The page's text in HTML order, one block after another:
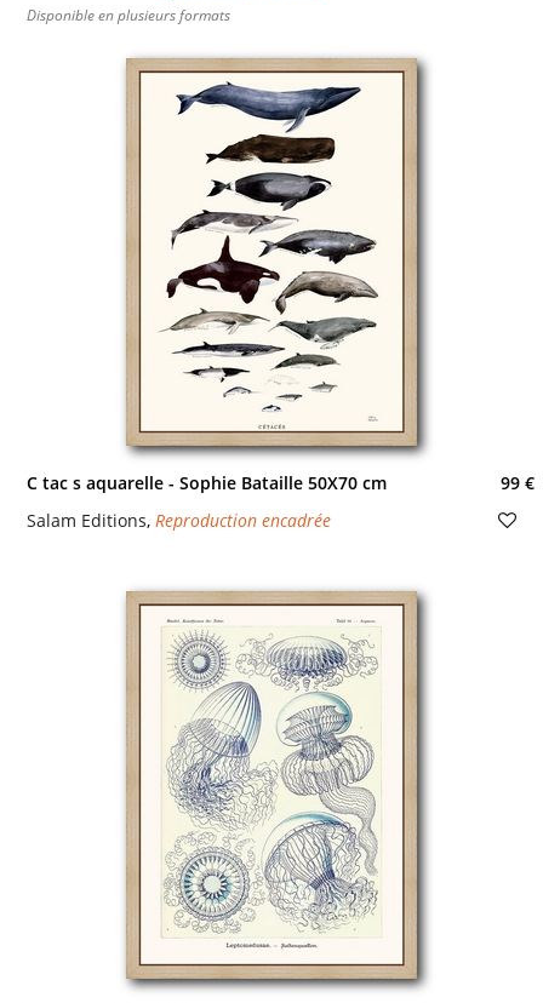
Disponible en plusieurs formats
C tac s aquarelle - Sophie Bataille 50X70 cm
99 €
Salam Editions, Reproduction encadrée